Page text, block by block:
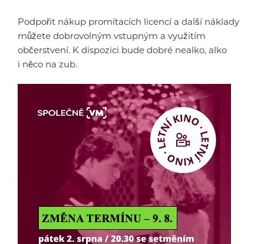
Podpořit nákup promítacích licencí a další náklady
můžete dobrovolným vstupným a využitím
občerstvení. K dispozici bude dobré nealko, alko
i něco na zub.